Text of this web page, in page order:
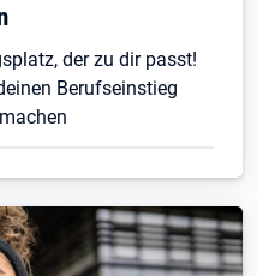
der zu dir passt!
Berufseinstieg